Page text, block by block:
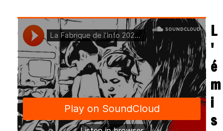
L
'
é
m
i
s